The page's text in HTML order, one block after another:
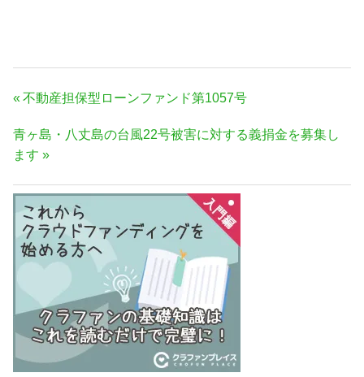
投
ナ
ビ
ゲ
ー
シ
ョ
ン
前
記
事:
不動産担保型ローンファンド第1057号
次
の
事:
青ヶ島・八丈島の台風22号被害に対する義捐金を募集し
ます